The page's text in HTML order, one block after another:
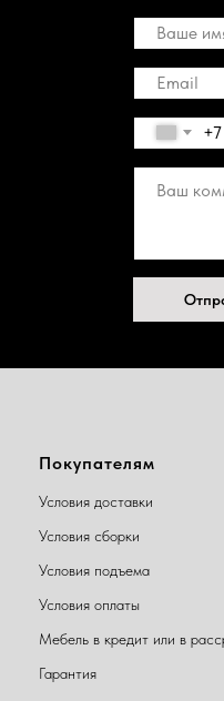
+7
Покупателям
Условия доставки
Условия сборки
Условия подъема
Условия оплаты
Мебель в кредит или в
Гарантия